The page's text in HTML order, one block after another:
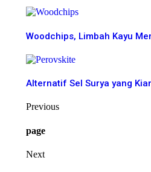
Woodchips, Limbah Kayu
Alternatif Sel Surya yang
Previous
page
Next